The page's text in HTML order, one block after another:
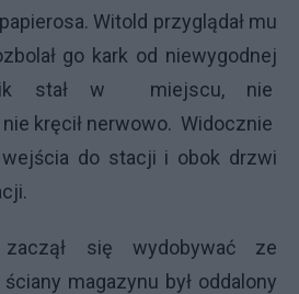
Witold przyglądał mu
go kark od niewygodnej
stał w miejscu, nie
kręcił nerwowo. Widocznie
do stacji i obok drzwi
się wydobywać ze
magazynu był oddalony